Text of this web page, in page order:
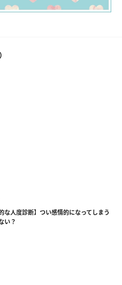
的な人度診断】つい感情的になってしまう
い？